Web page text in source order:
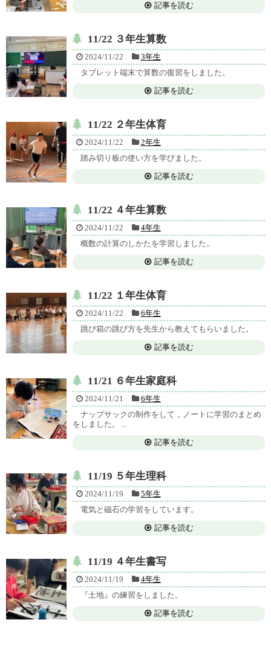
記事を読む
11/22 ３年生算数
2024/11/22
3年生
タブレット端末で算数の復習をしました。
記事を読む
11/22 ２年生体育
2024/11/22
2年生
踏み切り板の使い方を学びました。
記事を読む
11/22 ４年生算数
2024/11/22
4年生
概数の計算のしかたを学習しました。
記事を読む
11/22 １年生体育
2024/11/22
6年生
跳び箱の跳び方を先生から教えてもらいました。
記事を読む
11/21 ６年生家庭科
2024/11/21
6年生
ナップサックの制作をして，ノートに学習のまとめ
をしました。 ...
記事を読む
11/19 ５年生理科
2024/11/19
5年生
電気と磁石の学習をしています。
記事を読む
11/19 ４年生書写
2024/11/19
4年生
『土地』の練習をしました。
記事を読む